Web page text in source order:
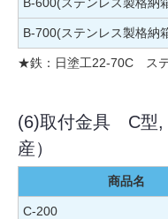
B-700(ステンレス製格納
★鉄：日塗工22-70C ス
(6)取付金具 C型,
産）
商品名
C-200